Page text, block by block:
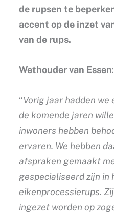
de rupsen te
accent op de inzet
van de rups.
Wethouder van Essen:
“Vorig jaar hadden we
de komende jaren
inwoners hebben
ervaren. We hebben
afspraken gemaakt
gespecialiseerd zijn in
eikenprocessierups.
ingezet worden op